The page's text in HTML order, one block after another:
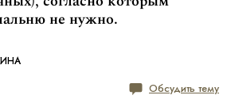
не нужно.
Обсудить тему